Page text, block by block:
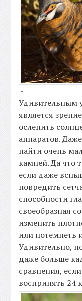
-
Удивительным
является
ослепить
аппаратов.
найти очень
камней. Да что
если даже
повредить
способности
своеобразная
изменить
или потемнеть
Удивительно,
даже больше
сравнения,
воспринять 24